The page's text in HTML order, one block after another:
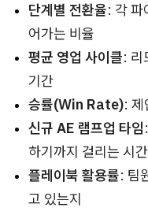
단계별 전환율: 각 파
어가는 비율
평균 영업 사이클: 리
기간
승률(Win Rate): 제
신규 AE 램프업 타임
하기까지 걸리는 시간
플레이북 활용률: 팀
고 있는지